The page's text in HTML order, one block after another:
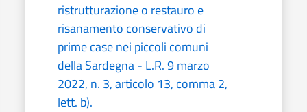
ristrutturazione o restauro e
risanamento conservativo di
prime case nei piccoli comuni
della Sardegna - L.R. 9 marzo
2022, n. 3, articolo 13, comma 2,
lett. b).